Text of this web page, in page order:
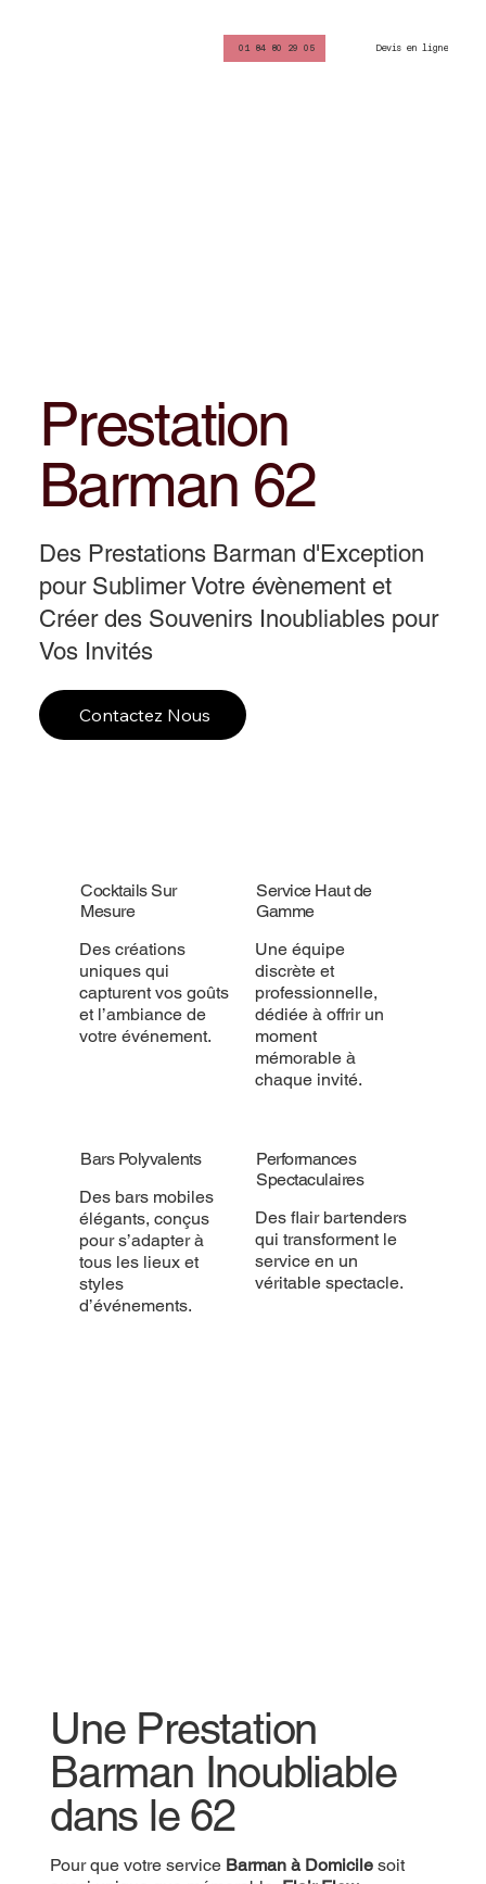
01 84 80 29 05 Devis en ligne
Prestation
Barman 62
Des Prestations Barman d'Exception
pour Sublimer Votre évènement et
Créer des Souvenirs Inoubliables pour
Vos Invités
Contactez Nous
Cocktails Sur
Mesure
Des créations
uniques qui
capturent vos goûts
et l’ambiance de
votre événement.
Service Haut de
Gamme
Une équipe
discrète et
professionnelle,
dédiée à offrir un
moment
mémorable à
chaque invité.
Bars Polyvalents
Des bars mobiles
élégants, conçus
pour s’adapter à
tous les lieux et
styles
d’événements.
Performances
Spectaculaires
Des flair bartenders
qui transforment le
service en un
véritable spectacle.
Une Prestation
Barman Inoubliable
dans le 62
Pour que votre Prestation Barmansoit aussi
Une Prestation
Barman Inoubliable
dans le 62
Pour que votre service Barman à Domicilesoit